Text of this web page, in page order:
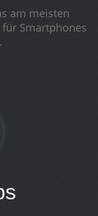
am meisten
Smartphones